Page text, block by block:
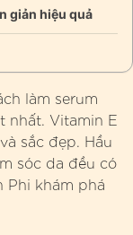
giản hiệu quả
làm serum
nhất. Vitamin E
sắc đẹp. Hầu
sóc da đều có
Phi khám phá